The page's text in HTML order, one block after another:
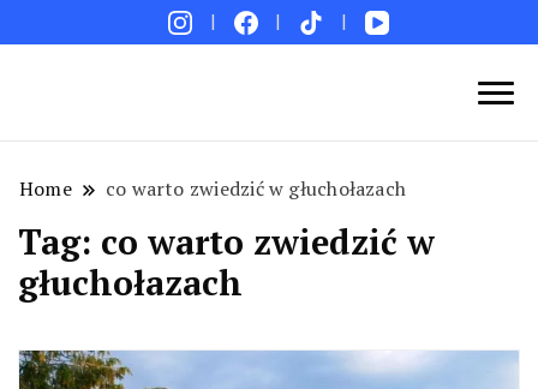
Blog podróżniczy. Najpiękniejsze miejsca w Polsce i
na świecie. Ciekawe miejsca. Pomysły na weekend i
wakacje. Porady. Relacje z podróży.
Home co warto zwiedzić w głuchołazach
Tag: co warto zwiedzić w
głuchołazach